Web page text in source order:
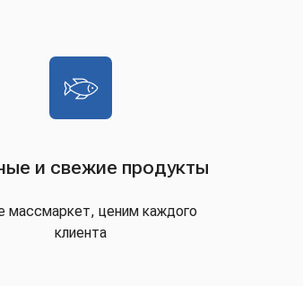
и свежие продукты
массмаркет, ценим каждого
клиента